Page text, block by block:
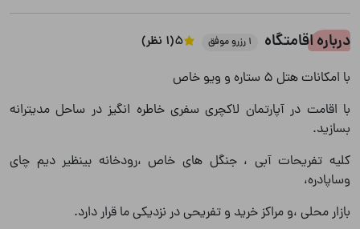
درباره اقامتگاه 1 رزرو موفق 5(1 نظر)
با امکانات هتل 5 ستاره و ویو خاص
با اقامت در آپارتمان لاکچری سفری خاطره انگیز در ساحل مدیترانه
بسازید.
کلیه تفریحات آبی ، جنگل های خاص ،رودخانه بینظیر دیم چای
وساپادره،
بازار محلی ،و مراکز خرید و تفریحی در نزدیکی ما قرار دارد.